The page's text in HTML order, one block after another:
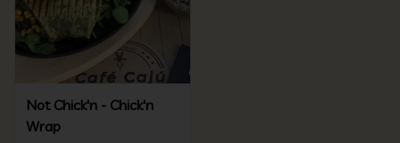
Not Chick'n - Chick'n
Wrap